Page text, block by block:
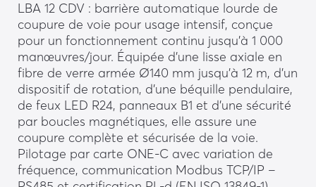
LBA 12 CDV : barrière automatique lourde de
coupure de voie pour usage intensif, conçue
pour un fonctionnement continu jusqu’à 1 000
manœuvres/jour. Équipée d’une lisse axiale en
fibre de verre armée Ø140 mm jusqu’à 12 m, d’un
dispositif de rotation, d’une béquille pendulaire,
de feux LED R24, panneaux B1 et d’une sécurité
par boucles magnétiques, elle assure une
coupure complète et sécurisée de la voie.
Pilotage par carte ONE-C avec variation de
fréquence, communication Modbus TCP/IP –